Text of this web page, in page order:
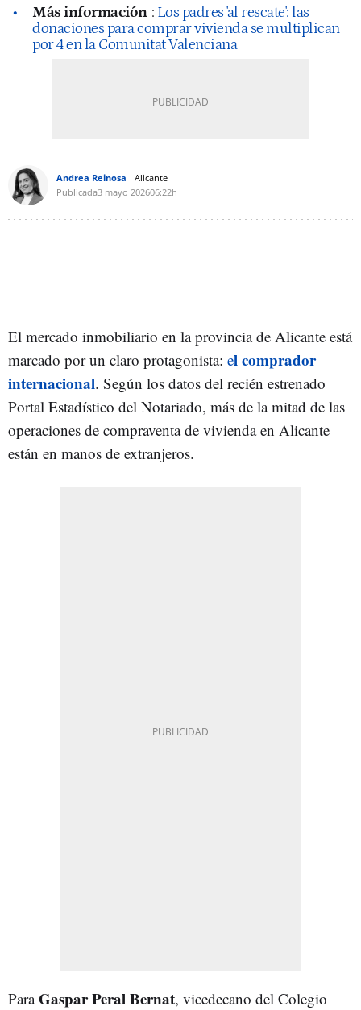
Más información : Los padres 'al rescate': las
donaciones para comprar vivienda se multiplican
por 4 en la Comunitat Valenciana
Andrea Reinosa
Alicante
Publicada3 mayo 202606:22h
El mercado inmobiliario en la provincia de Alicante está
marcado por un claro protagonista: el comprador
internacional. Según los datos del recién estrenado
Portal Estadístico del Notariado, más de la mitad de las
operaciones de compraventa de vivienda en Alicante
están en manos de extranjeros.
ParaGaspar Peral Bernat, vicedecano del Colegio